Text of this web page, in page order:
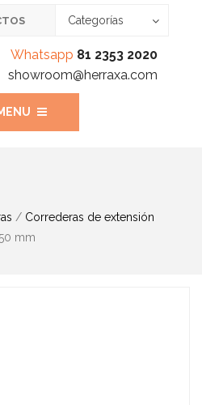
Categorías
Whatsapp 81 2353 2020
showroom@herraxa.com
/ Correderas de extensión
mm